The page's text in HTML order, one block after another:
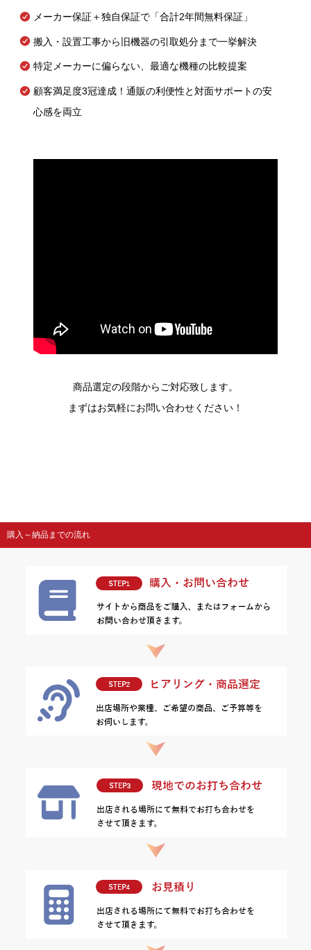
メーカー保証＋独自保証で「合計2年間無料保証」
搬入・設置工事から旧機器の引取処分まで一挙解決
特定メーカーに偏らない、最適な機種の比較提案
顧客満足度3冠達成！通販の利便性と対面サポートの安
心感を両立
商品選定の段階からご対応致します。
まずはお気軽にお問い合わせください！
購入～納品までの流れ